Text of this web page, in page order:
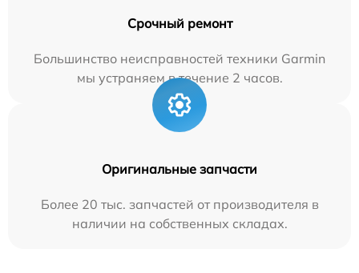
Срочный ремонт
Большинство неисправностей техники Garmin
мы устраняем в течение 2 часов.
Оригинальные запчасти
Более 20 тыс. запчастей от производителя в
наличии на собственных складах.